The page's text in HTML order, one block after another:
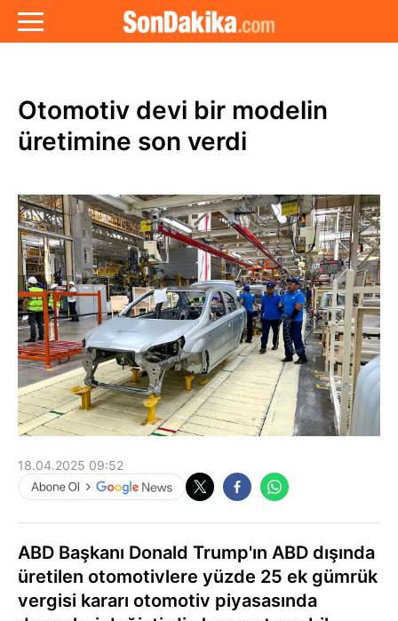
Otomotiv devi bir modelin
üretimine son verdi
18.04.2025 09:52
ABD Başkanı Donald Trump'ın ABD dışında
üretilen otomotivlere yüzde 25 ek gümrük
vergisi kararı otomotiv piyasasında